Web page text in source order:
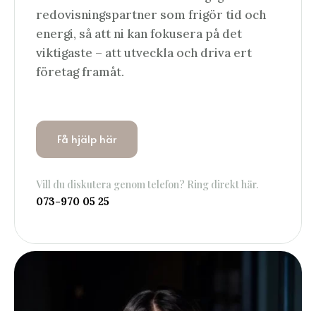
redovisningspartner som frigör tid och
energi, så att ni kan fokusera på det
viktigaste – att utveckla och driva ert
företag framåt.
Få hjälp här
Vill du diskutera genom telefon? Ring direkt här.
073-970 05 25